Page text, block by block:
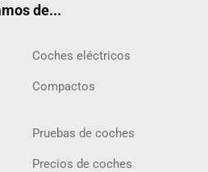
de...
Coches eléctricos
Compactos
Pruebas de coches
Precios de coches